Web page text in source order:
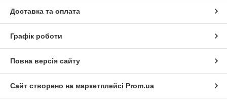
Доставка та оплата
Графік роботи
Повна версія сайту
Сайт створено на маркетплейсі Prom.ua